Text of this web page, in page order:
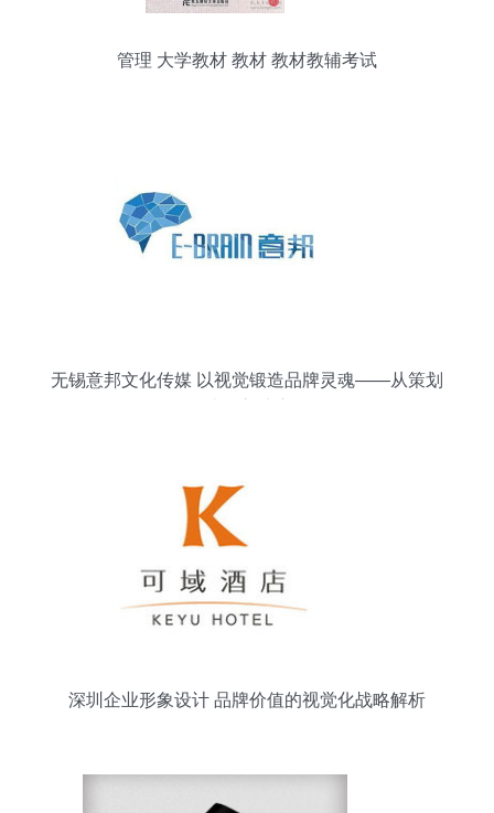
管理 大学教材 教材 教材教辅考试
无锡意邦文化传媒 以视觉锻造品牌灵魂——从策划
深圳企业形象设计 品牌价值的视觉化战略解析